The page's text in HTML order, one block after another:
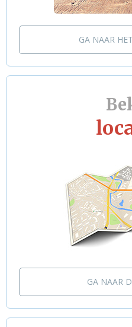
GA NAAR
GA NAAR